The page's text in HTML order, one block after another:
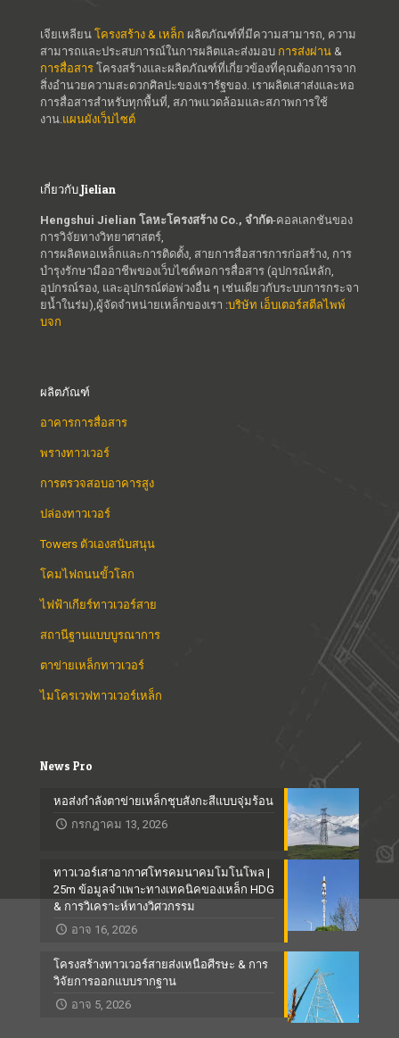
เจียเหลียน โครงสร้าง & เหล็ก ผลิตภัณฑ์ที่มีความสามารถ, ความ
สามารถและประสบการณ์ในการผลิตและส่งมอบ การส่งผ่าน &
การสื่อสาร โครงสร้างและผลิตภัณฑ์ที่เกี่ยวข้องที่คุณต้องการจาก
สิ่งอำนวยความสะดวกศิลปะของเรารัฐของ. เราผลิตเสาส่งและหอ
การสื่อสารสำหรับทุกพื้นที่, สภาพแวดล้อมและสภาพการใช้
งาน. แผนผังเว็บไซต์
เกี่ยวกับ Jielian
Hengshui Jielian โลหะโครงสร้าง Co., จำกัด-คอลเลกชันของ
การวิจัยทางวิทยาศาสตร์,
การผลิตหอเหล็กและการติดตั้ง, สายการสื่อสารการก่อสร้าง, การ
บำรุงรักษามืออาชีพของเว็บไซต์หอการสื่อสาร (อุปกรณ์หลัก,
อุปกรณ์รอง, และอุปกรณ์ต่อพ่วงอื่น ๆ เช่นเดียวกับระบบการกระจา
ยน้ำในร่ม),ผู้จัดจำหน่ายเหล็กของเรา :บริษัท เอ็บเตอร์สตีลไพพ์
บจก
ผลิตภัณฑ์
อาคารการสื่อสาร
พรางทาวเวอร์
การตรวจสอบอาคารสูง
ปล่องทาวเวอร์
Towers ตัวเองสนับสนุน
โคมไฟถนนขั้วโลก
ไฟฟ้าเกียร์ทาวเวอร์สาย
สถานีฐานแบบบูรณาการ
ตาข่ายเหล็กทาวเวอร์
ไมโครเวฟทาวเวอร์เหล็ก
News Pro
หอส่งกำลังตาข่ายเหล็กชุบสังกะสีแบบจุ่มร้อน
กรกฎาคม 13, 2026
ทาวเวอร์เสาอากาศโทรคมนาคมโมโนโพล |
25m ข้อมูลจำเพาะทางเทคนิคของเหล็ก HDG
& การวิเคราะห์ทางวิศวกรรม
อาจ 16, 2026
โครงสร้างทาวเวอร์สายส่งเหนือศีรษะ & การ
วิจัยการออกแบบรากฐาน
อาจ 5, 2026